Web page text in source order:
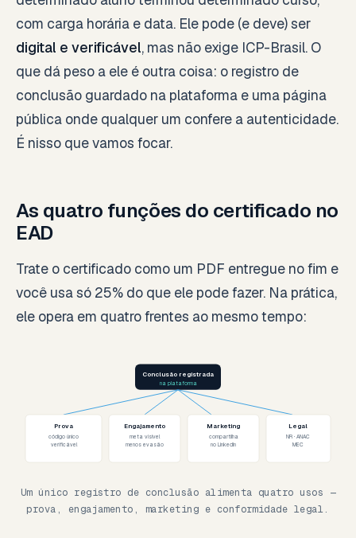
com carga horária e data. Ele pode (e deve) ser
digital e verificável, mas não exige ICP-Brasil. O
que dá peso a ele é outra coisa: o registro de
conclusão guardado na plataforma e uma página
pública onde qualquer um confere a autenticidade.
É nisso que vamos focar.
As quatro funções do certificado no
EAD
Trate o certificado como um PDF entregue no fim e
você usa só 25% do que ele pode fazer. Na prática,
ele opera em quatro frentes ao mesmo tempo:
Conclusão registrada
na plataforma
Prova
código único
verificável
Engajamento
meta visível
menos evasão
Marketing
compartilha
no LinkedIn
Legal
NR · ANAC
MEC
Um único registro de conclusão alimenta quatro usos —
prova, engajamento, marketing e conformidade legal.